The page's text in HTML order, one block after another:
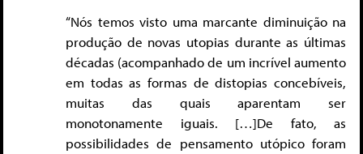
“Nós temos visto uma marcante diminuição na
produção de novas utopias durante as últimas
décadas (acompanhado de um incrível aumento
em todas as formas de distopias concebíveis,
muitas das quais aparentam ser
monotonamente iguais. […]De fato, as
possibilidades de pensamento utópico foram